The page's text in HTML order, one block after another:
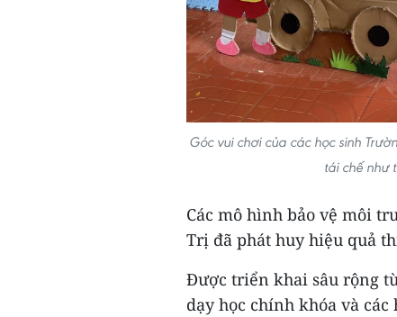
Góc vui chơi của các học sinh
tái chế như
Các mô hình bảo vệ môi
Trị đã phát huy hiệu quả
Được triển khai sâu rộng
dạy học chính khóa và